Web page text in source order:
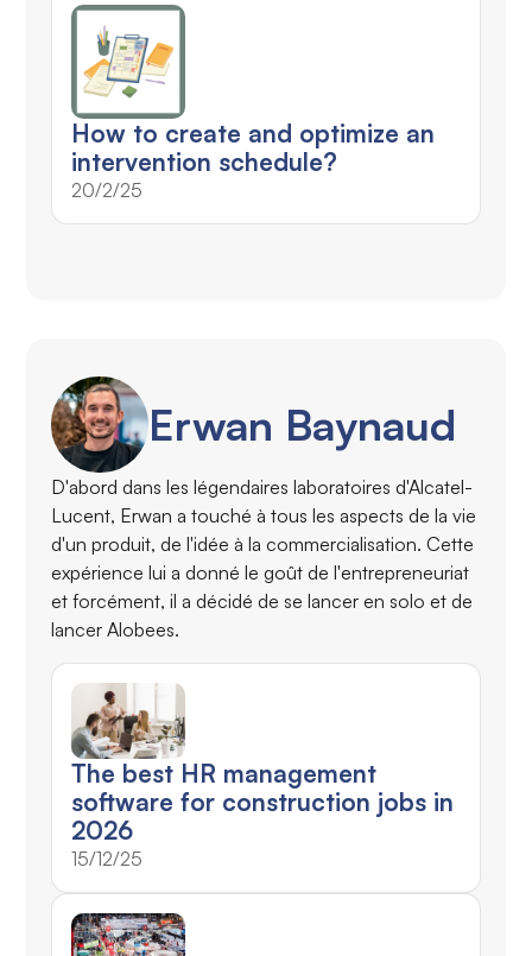
How to create and optimize an
intervention schedule?
20/2/25
Erwan Baynaud
D'abord dans les légendaires laboratoires d'Alcatel-
Lucent, Erwan a touché à tous les aspects de la vie
d'un produit, de l'idée à la commercialisation. Cette
expérience lui a donné le goût de l'entrepreneuriat
et forcément, il a décidé de se lancer en solo et de
lancer Alobees.
The best HR management
software for construction jobs in
2026
15/12/25